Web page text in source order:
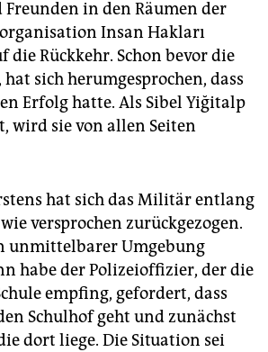
in den Räumen der
Insan Hakları
die Rückkehr. Schon bevor die
sich herumgesprochen, dass
Erfolg hatte. Als Sibel Yiğitalp
wird sie von allen Seiten
hat sich das Militär entlang
versprochen zurückgezogen.
unmittelbarer Umgebung
habe der Polizeioffizier, der die
empfing, gefordert, dass
Schulhof geht und zunächst
dort liege. Die Situation sei